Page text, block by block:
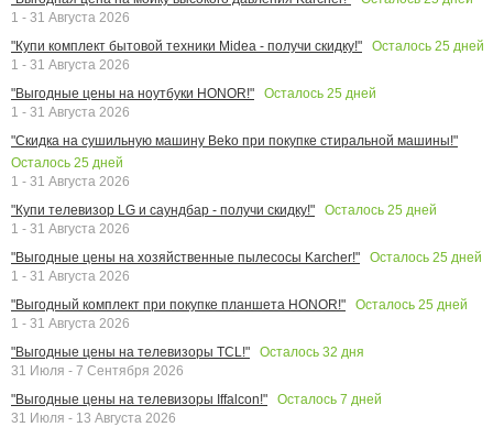
1 - 31 Августа 2026
"Купи комплект бытовой техники Midea - получи скидку!"
Осталось 25 дней
1 - 31 Августа 2026
"Выгодные цены на ноутбуки HONOR!"
Осталось 25 дней
1 - 31 Августа 2026
"Скидка на сушильную машину Beko при покупке стиральной машины!"
Осталось 25 дней
1 - 31 Августа 2026
"Купи телевизор LG и саундбар - получи скидку!"
Осталось 25 дней
1 - 31 Августа 2026
"Выгодные цены на хозяйственные пылесосы Karcher!"
Осталось 25 дней
1 - 31 Августа 2026
"Выгодный комплект при покупке планшета HONOR!"
Осталось 25 дней
1 - 31 Августа 2026
"Выгодные цены на телевизоры TCL!"
Осталось 32 дня
31 Июля - 7 Сентября 2026
"Выгодные цены на телевизоры Iffalcon!"
Осталось 7 дней
31 Июля - 13 Августа 2026